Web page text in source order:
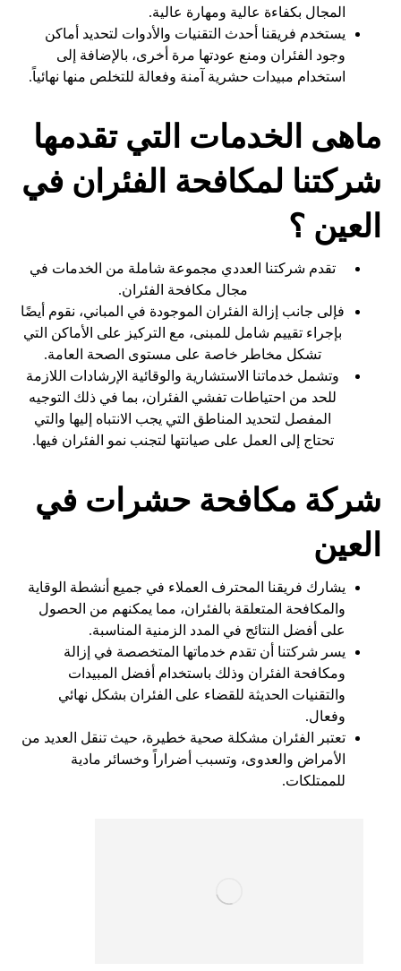
المجال بكفاءة عالية ومهارة عالية.
يستخدم فريقنا أحدث التقنيات والأدوات لتحديد أماكن
وجود الفئران ومنع عودتها مرة أخرى، بالإضافة إلى
استخدام مبيدات حشرية آمنة وفعالة للتخلص منها نهائياً.
ماهى الخدمات التي تقدمها
شركتنا لمكافحة الفئران في
العين ؟
تقدم شركتنا العددي مجموعة شاملة من الخدمات في
مجال مكافحة الفئران.
فإلى جانب إزالة الفئران الموجودة في المباني، نقوم أيضًا
بإجراء تقييم شامل للمبنى، مع التركيز على الأماكن التي
تشكل مخاطر خاصة على مستوى الصحة العامة.
وتشمل خدماتنا الاستشارية والوقائية الإرشادات اللازمة
للحد من احتياطات تفشي الفئران، بما في ذلك التوجيه
المفصل لتحديد المناطق التي يجب الانتباه إليها والتي
تحتاج إلى العمل على صيانتها لتجنب نمو الفئران فيها.
شركة مكافحة حشرات في
العين
يشارك فريقنا المحترف العملاء في جميع أنشطة الوقاية
والمكافحة المتعلقة بالفئران، مما يمكنهم من الحصول
على أفضل النتائج في المدد الزمنية المناسبة.
يسر شركتنا أن تقدم خدماتها المتخصصة في إزالة
ومكافحة الفئران وذلك باستخدام أفضل المبيدات
والتقنيات الحديثة للقضاء على الفئران بشكل نهائي
وفعال.
تعتبر الفئران مشكلة صحية خطيرة، حيث تنقل العديد من
الأمراض والعدوى، وتسبب أضراراً وخسائر مادية
للممتلكات.